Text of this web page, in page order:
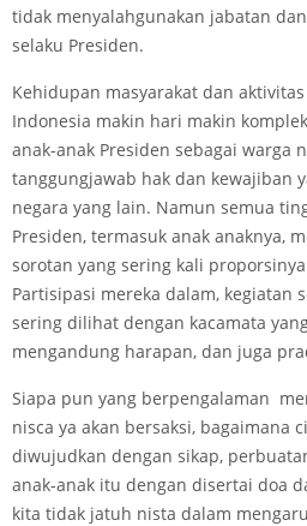
tidak menyalahgunakan jabatan
selaku Presiden.
Kehidupan masyarakat dan
Indonesia makin hari makin
anak-anak Presiden sebagai warga
tanggungjawab hak dan kewajiban
negara yang lain. Namun semua
Presiden, termasuk anak­ anaknya,
sorotan yang sering kali
Partisipasi mereka dalam, kegiatan
sering dilihat dengan kacamata
mengandung harapan, dan juga
Siapa pun yang berpengalaman
nisca ya akan bersaksi, bagaimana
diwujudkan dengan sikap,
anak-anak itu dengan disertai doa
kita tidak jatuh nista dalam